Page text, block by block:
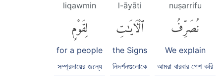
nuṣarrifu
نُصَرِّفُ
We explain
আমরা বারবার পেশ করি
l-āyāti
ٱلْءَايَٰتِ
the Signs
নিদর্শনগুলোকে
liqawmin
لِقَوْمٍ
for a people
সম্প্রদায়ের জন্যে